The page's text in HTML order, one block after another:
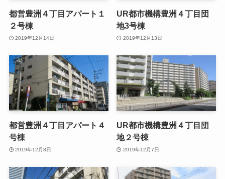
都営豊洲４丁目アパート１
２号棟
2019年12月14日
UR都市機構豊洲４丁目団
地3号棟
2019年12月13日
都営豊洲４丁目アパート４
号棟
2019年12月8日
UR都市機構豊洲４丁目団
地２号棟
2019年12月7日